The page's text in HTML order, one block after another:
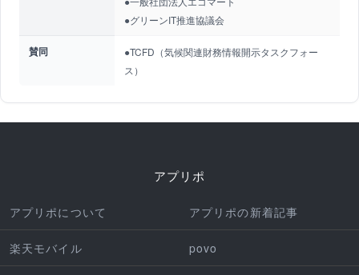
●グリーンIT推進協議会
賛同
●TCFD（気候関連財務情報開示タスクフォー
ス）
アプリポ
アプリポについて アプリポの新着記事
楽天モバイル povo